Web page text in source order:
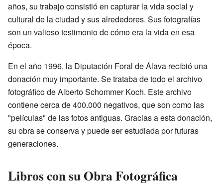
años, su trabajo consistió en capturar la vida social y
cultural de la ciudad y sus alrededores. Sus fotografías
son un valioso testimonio de cómo era la vida en esa
época.
En el año 1996, la Diputación Foral de Álava recibió una
donación muy importante. Se trataba de todo el archivo
fotográfico de Alberto Schommer Koch. Este archivo
contiene cerca de 400.000 negativos, que son como las
"películas" de las fotos antiguas. Gracias a esta donación,
su obra se conserva y puede ser estudiada por futuras
generaciones.
Libros con su Obra Fotográfica